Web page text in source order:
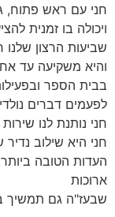
חני עם ראש פתוח,
ויכולה בו זמנית
שביעות הרצון
והיא משקיעה עד
בבית הספר
לפעמים דברים
חני נותנת לנו
חני היא שילוב נדיר
העדות הטובה
ארוכות
שבעז"ה גם תמשיך